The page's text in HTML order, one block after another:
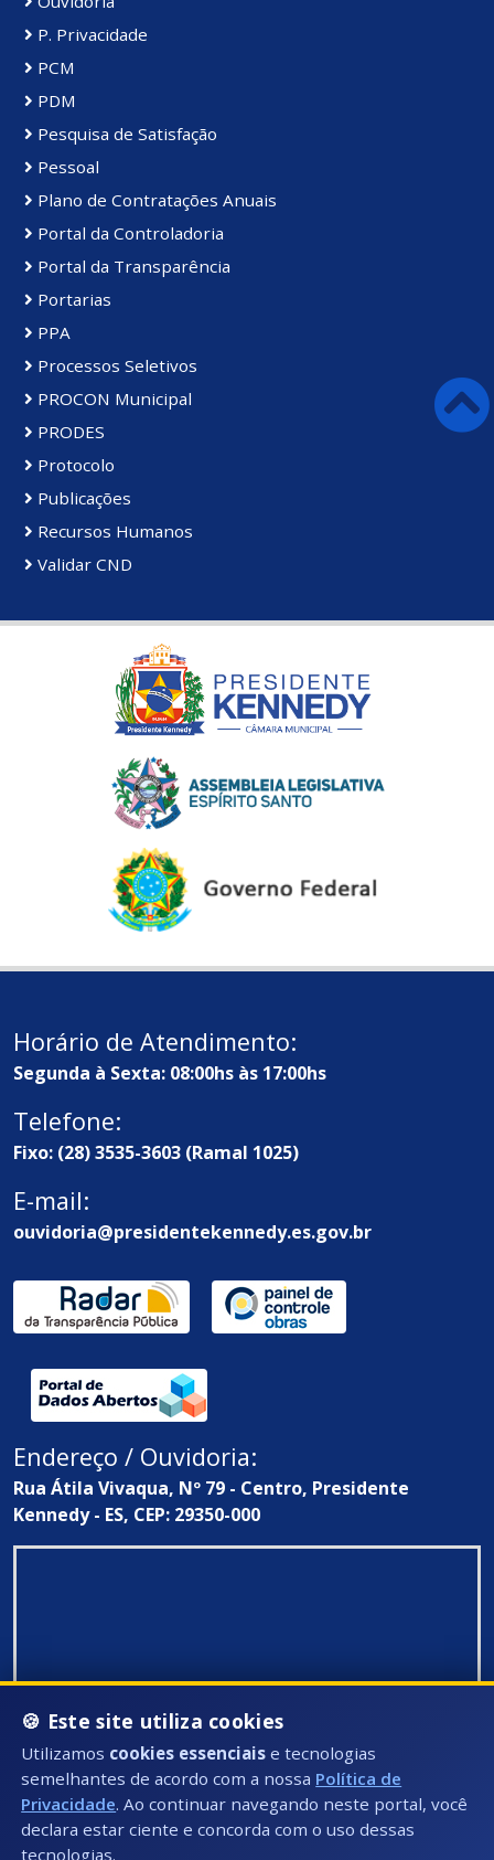
P. Privacidade
PCM
PDM
Pesquisa de Satisfação
Pessoal
Plano de Contratações Anuais
Portal da Controladoria
Portal da Transparência
Portarias
PPA
Processos Seletivos
PROCON Municipal
PRODES
Protocolo
Publicações
Recursos Humanos
Validar CND
Horário de Atendimento:
Segunda à Sexta: 08:00hs às 17:00hs
Telefone:
Fixo: (28) 3535-3603 (Ramal 1025)
E-mail:
ouvidoria@presidentekennedy.es.gov.br
Endereço / Ouvidoria:
Rua Átila Vivaqua, Nº 79 - Centro, Presidente
Kennedy - ES, CEP: 29350-000
🍪 Este site utiliza cookies
Utilizamos cookies essenciais e tecnologias
semelhantes de acordo com a nossa Política de
Privacidade. Ao continuar navegando neste portal, você
declara estar ciente e concorda com o uso dessas
tecnologias.